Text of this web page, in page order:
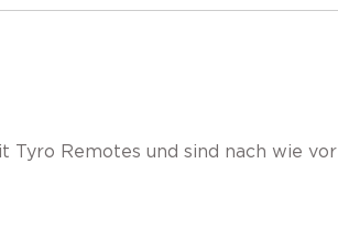
Tyro Remotes und sind nach wie vor